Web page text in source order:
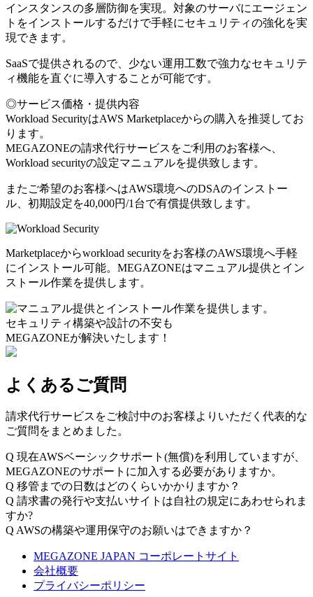
インスタンスの多層防御を実現。対象のサーバにエージェン
トをインストールするだけで手軽にセキュリティの強化を実
現できます。
SaaSで提供されるので、少ない運用工数で強力なセキュリテ
ィ機能を直ぐに導入することが可能です。
◎サービス価格・提供内容
Workload SecurityはAWS Marketplaceからの購入を推奨してお
ります。
MEGAZONEの請求代行サービスをご利用のお客様へ、
Workload securityの設定マニュアルを提供致します。
またご希望のお客様へはAWS環境へのDSAのインストー
ル、初期設定を40,000円/1台で有償提供致します。
Marketplaceからworkload securityをお客様のAWS環境へ手軽
にインストール可能。MEGAZONEはマニュアル提供とイン
ストール作業を提供します。
セキュリティ構築や設計の不安も
MEGAZONEが解決いたします！
よくあるご質問
請求代行サービスをご検討中のお客様よりいただく代表的な
ご質問をまとめました。
Q 現在AWSベーシックサポート(無償)を利用していますが、
MEGAZONEのサポートに加入する必要がありますか。
Q 移管までの日数はどのくらいかかりますか？
Q 請求書の発行や支払いサイトは自社の規定にあわせられま
すか?
Q AWSの構築や運用保守のお願いはできますか？
MEGAZONE JAPAN コーポレートサイト
会社概要
プライバシーポリシー